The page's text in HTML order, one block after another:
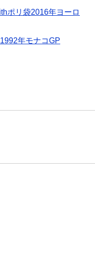
ポリ袋2016年ヨーロ
年モナコGP